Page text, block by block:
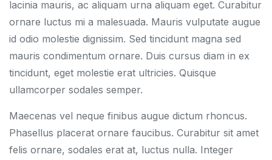
lacinia mauris, ac aliquam urna aliquam eget. Curabitur
ornare luctus mi a malesuada. Mauris vulputate augue
id odio molestie dignissim. Sed tincidunt magna sed
mauris condimentum ornare. Duis cursus diam in ex
tincidunt, eget molestie erat ultricies. Quisque
ullamcorper sodales semper.
Maecenas vel neque finibus augue dictum rhoncus.
Phasellus placerat ornare faucibus. Curabitur sit amet
felis ornare, sodales erat at, luctus nulla. Integer